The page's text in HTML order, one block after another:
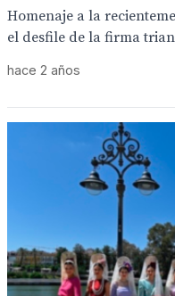
Homenaje a la
el desfile de la firma
hace 2 años